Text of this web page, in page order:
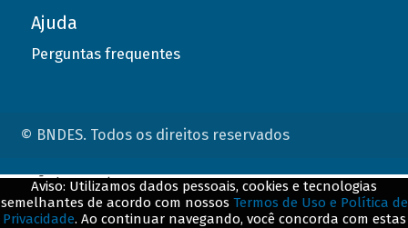
Ajuda
Perguntas frequentes
© BNDES. Todos os direitos reservados
Aviso: Utilizamos dados pessoais, cookies e tecnologias
semelhantes de acordo com nossos Termos de Uso e Política de
Privacidade. Ao continuar navegando, você concorda com estas
ConteÃºdo complementar
${title}${badge}